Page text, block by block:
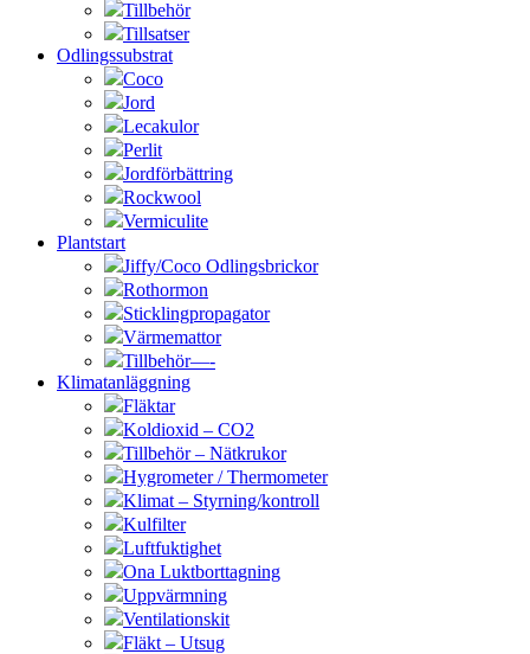
Tillbehör
Tillsatser
Odlingssubstrat
Coco
Jord
Lecakulor
Perlit
Jordförbättring
Rockwool
Vermiculite
Plantstart
Jiffy/Coco Odlingsbrickor
Rothormon
Sticklingpropagator
Värmemattor
Tillbehör—-
Klimatanläggning
Fläktar
Koldioxid – CO2
Tillbehör – Nätkrukor
Hygrometer / Thermometer
Klimat – Styrning/kontroll
Kulfilter
Luftfuktighet
Ona Luktborttagning
Uppvärmning
Ventilationskit
Fläkt – Utsug